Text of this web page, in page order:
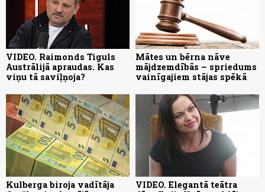
VIDEO. Raimonds Tiguls
Austrālijā apraudas. Kas
viņu tā saviļņoja?
Mātes un bērna nāve
mājdzemdībās – spriedums
vainīgajiem stājas spēkā
Kulberga biroja vadītāja
VIDEO. Elegantā teātra